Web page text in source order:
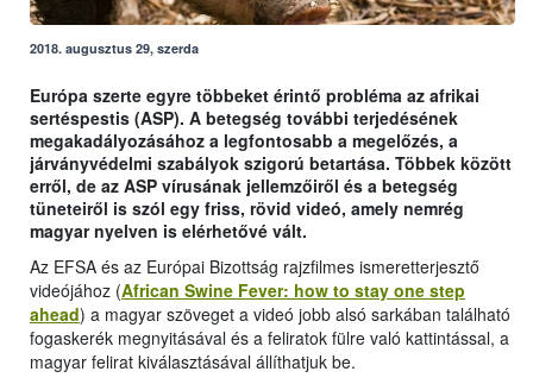
2018. augusztus 29, szerda
Európa szerte egyre többeket érintő probléma az afrikai
sertéspestis (ASP). A betegség további terjedésének
megakadályozásához a legfontosabb a megelőzés, a
járványvédelmi szabályok szigorú betartása. Többek között
erről, de az ASP vírusának jellemzőiről és a betegség
tüneteiről is szól egy friss, rövid videó, amely nemrég
magyar nyelven is elérhetővé vált.
Az EFSA és az Európai Bizottság rajzfilmes ismeretterjesztő
videójához (African Swine Fever: how to stay one step
ahead) a magyar szöveget a videó jobb alsó sarkában található
fogaskerék megnyitásával és a feliratok fülre való kattintással, a
magyar felirat kiválasztásával állíthatjuk be.